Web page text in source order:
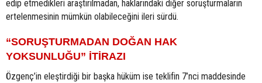
edip etmedikleri araştırılmadan, haklarındaki diğer soruşturmaların
ertelenmesinin mümkün olabileceğini ileri sürdü.
“SORUŞTURMADAN DOĞAN HAK
YOKSUNLUĞU” İTİRAZI
Özgenç’in eleştirdiği bir başka hüküm ise teklifin 7’nci maddesinde